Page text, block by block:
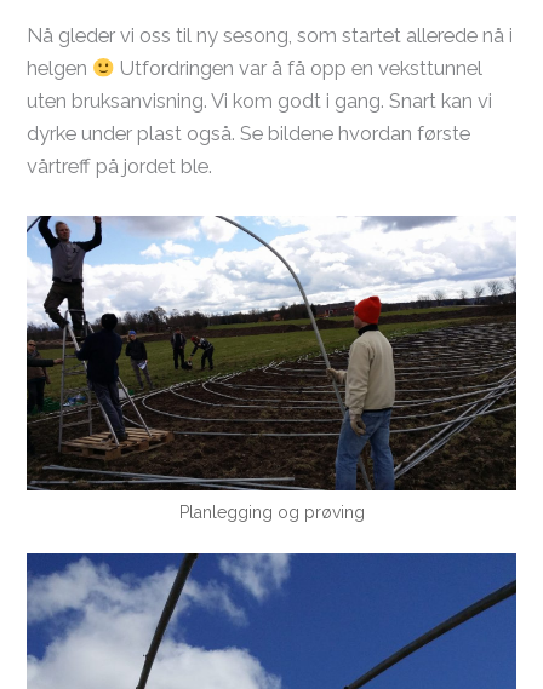
Nå gleder vi oss til ny sesong, som startet allerede nå i
helgen
Utfordringen var å få opp en veksttunnel
uten bruksanvisning. Vi kom godt i gang. Snart kan vi
dyrke under plast også. Se bildene hvordan første
vårtreff på jordet ble.
Planlegging og prøving